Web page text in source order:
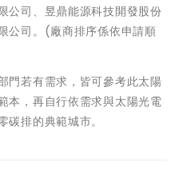
公司、昱鼎能源科技開發股份
公司。(廠商排序係依申請順
門若有需求，皆可參考此太陽
本，再自行依需求與太陽光電
排的典範城市。